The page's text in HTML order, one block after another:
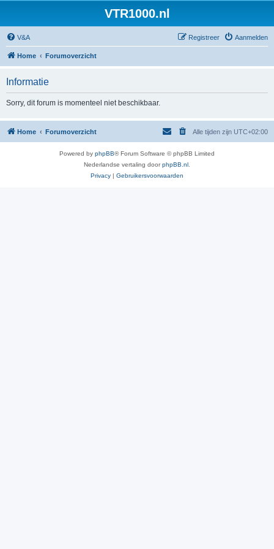
VTR1000.nl
V&A Aanmelden
Registreer
Home Forumoverzicht
Informatie
Sorry, dit forum is momenteel niet beschikbaar.
Home Forumoverzicht Alle tijden zijn UTC+02:00
Powered by phpBB® Forum Software © phpBB Limited
Nederlandse vertaling doorphpBB.nl
Privacy | Gebruikersvoorwaarden